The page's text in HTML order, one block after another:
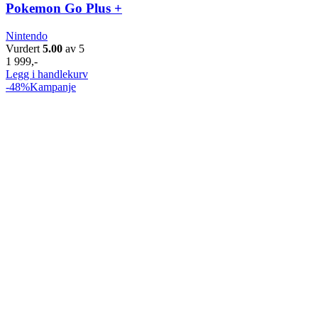
Pokemon Go Plus +
Nintendo
Vurdert 5.00 av 5
1 999,-
Legg i handlekurv
-48%Kampanje